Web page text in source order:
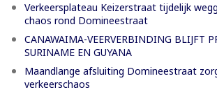
Verkeersplateau Keizerstraat tijdelijk
chaos rond Domineestraat
CANAWAIMA-VEERVERBINDING BLIJFT
SURINAME EN GUYANA
Maandlange afsluiting Domineestraat
verkeerschaos